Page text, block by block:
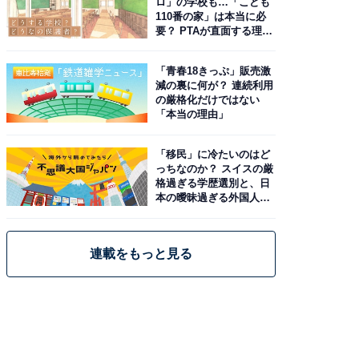
110番の家」は本当に必
要？ PTAが直面する理想
「青春18きっぷ」販売激
減の裏に何が？ 連続利用
の厳格化だけではない
「本当の理由」
「移民」に冷たいのはど
っちなのか？ スイスの厳
格過ぎる学歴選別と、日
本の曖昧過ぎる外国人政
連載をもっと見る